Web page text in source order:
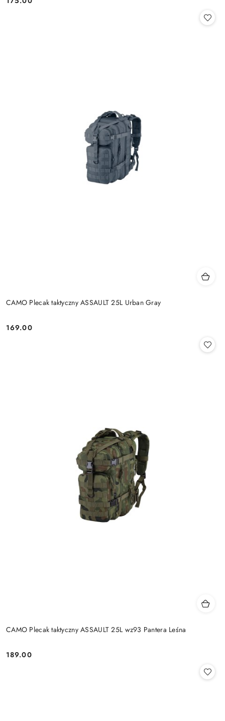
Cena:
CAMO Plecak taktyczny ASSAULT 25L Urban Gray
Cena:
169.00
CAMO Plecak taktyczny ASSAULT 25L wz93 Pantera Leśna
Cena:
189.00